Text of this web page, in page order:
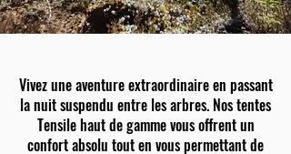
Vivez une aventure extraordinaire en passant
la nuit suspendu entre les arbres. Nos tentes
Tensile haut de gamme vous offrent un
confort absolu tout en vous permettant de